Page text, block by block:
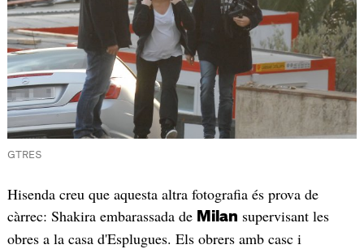
GTRES
Hisenda creu que aquesta altra fotografia és prova de
càrrec: Shakira embarassada de Milan supervisant les
obres a la casa d'Esplugues. Els obrers amb casc i